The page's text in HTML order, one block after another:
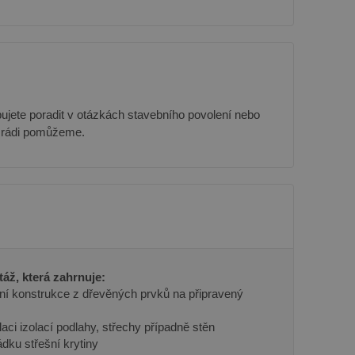
poradit v otázkách stavebního povolení nebo
pomůžeme.
která zahrnuje:
konstrukce z dřevěných prvků na připravený
izolací podlahy, střechy případně stěn
střešní krytiny